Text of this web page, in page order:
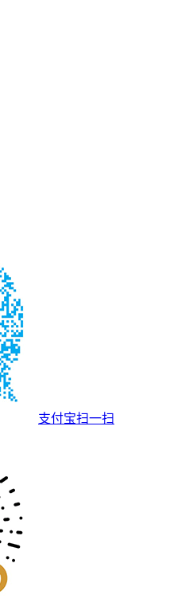
支付宝扫一扫